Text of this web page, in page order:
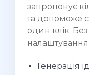
запропонує
та допоможе
один клік. Без
Генерація